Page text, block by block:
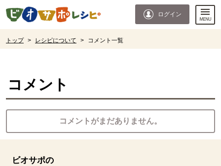
ページの先頭です。
ログイン
トップ > レシピについて > コメント一覧
コメント
コメントがまだありません。
ビオサポの